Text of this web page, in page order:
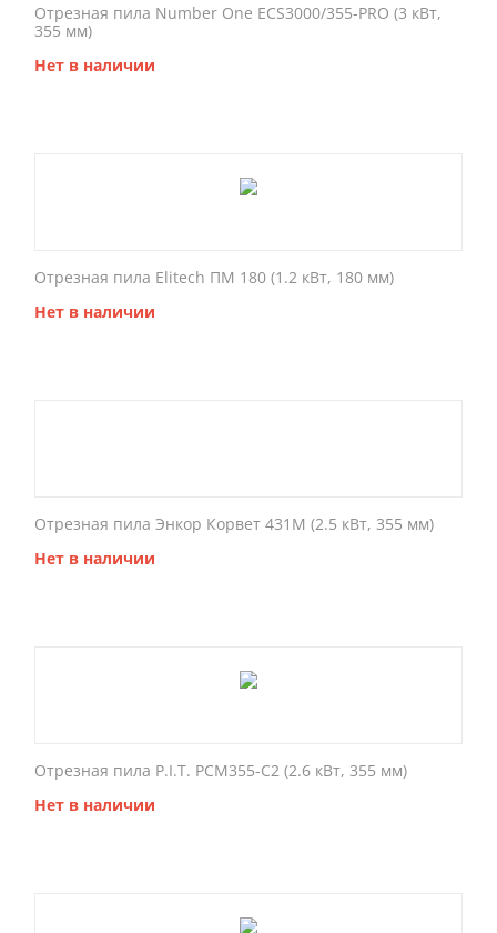
Отрезная пила Number One ECS3000/355-PRO (3 кВт,
355 мм)
Нет в наличии
Отрезная пила Elitech ПМ 180 (1.2 кВт, 180 мм)
Нет в наличии
Отрезная пила Энкор Корвет 431М (2.5 кВт, 355 мм)
Нет в наличии
Отрезная пила P.I.T. PCM355-C2 (2.6 кВт, 355 мм)
Нет в наличии